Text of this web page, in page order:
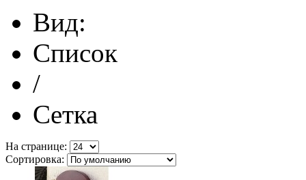
Вид:
Список
/
Сетка
На странице:
Сортировка: